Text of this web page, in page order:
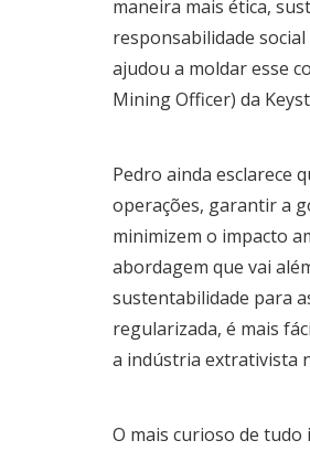
maneira mais ética,
responsabilidade
ajudou a moldar esse
Mining Officer) da
Pedro ainda esclarece
operações, garantir a
minimizem o impacto
abordagem que vai
sustentabilidade para
regularizada, é mais
a indústria extrativista
O mais curioso de